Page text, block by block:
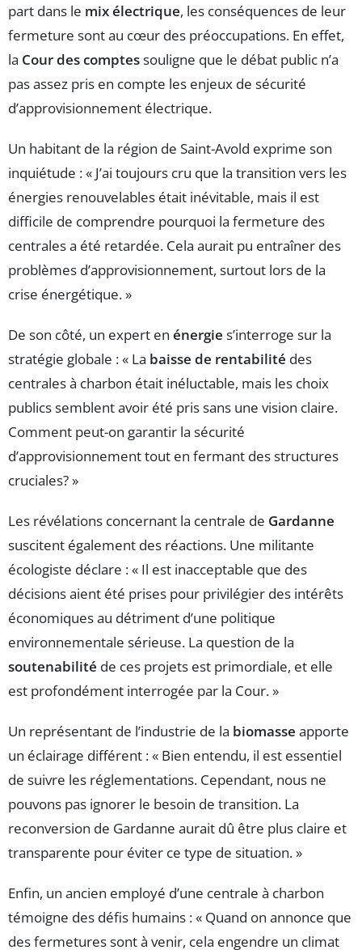
part dans le mix électrique, les conséquences de leur
fermeture sont au cœur des préoccupations. En effet,
la Cour des comptessouligne que le débat public n’a
pas assez pris en compte les enjeux de sécurité
d’approvisionnement électrique.
Un habitant de la région de Saint-Avold exprime son
inquiétude : « J’ai toujours cru que la transition vers les
énergies renouvelables était inévitable, mais il est
difficile de comprendre pourquoi la fermeture des
centrales a été retardée. Cela aurait pu entraîner des
problèmes d’approvisionnement, surtout lors de la
crise énergétique. »
De son côté, un expert en énergie s’interroge sur la
stratégie globale : « La baisse de rentabilité des
centrales à charbon était inéluctable, mais les choix
publics semblent avoir été pris sans une vision claire.
Comment peut-on garantir la sécurité
d’approvisionnement tout en fermant des structures
cruciales? »
Les révélations concernant la centrale de Gardanne
suscitent également des réactions. Une militante
écologiste déclare : « Il est inacceptable que des
décisions aient été prises pour privilégier des intérêts
économiques au détriment d’une politique
environnementale sérieuse. La question de la
soutenabilité de ces projets est primordiale, et elle
est profondément interrogée par la Cour. »
Un représentant de l’industrie de la biomasse apporte
un éclairage différent : « Bien entendu, il est essentiel
de suivre les réglementations. Cependant, nous ne
pouvons pas ignorer le besoin de transition. La
reconversion de Gardanne aurait dû être plus claire et
transparente pour éviter ce type de situation. »
Enfin, un ancien employé d’une centrale à charbon
témoigne des défis humains : « Quand on annonce que
des fermetures sont à venir, cela engendre un climat